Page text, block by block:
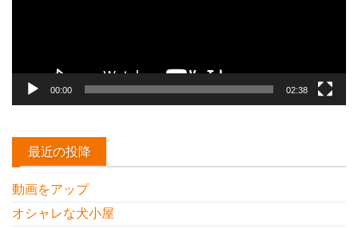
00:00 02:38
最近の投降
動画をアップ
オシャレな犬小屋